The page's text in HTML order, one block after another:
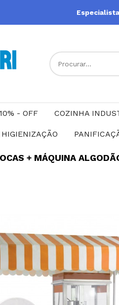
- OFF COZINHA
+ MÁQUINA